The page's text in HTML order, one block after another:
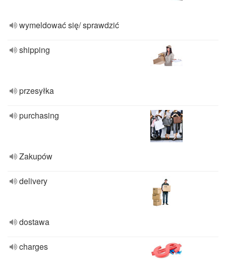
wymeldować się/ sprawdzić
shipping
przesyłka
purchasing
Zakupów
delivery
dostawa
charges